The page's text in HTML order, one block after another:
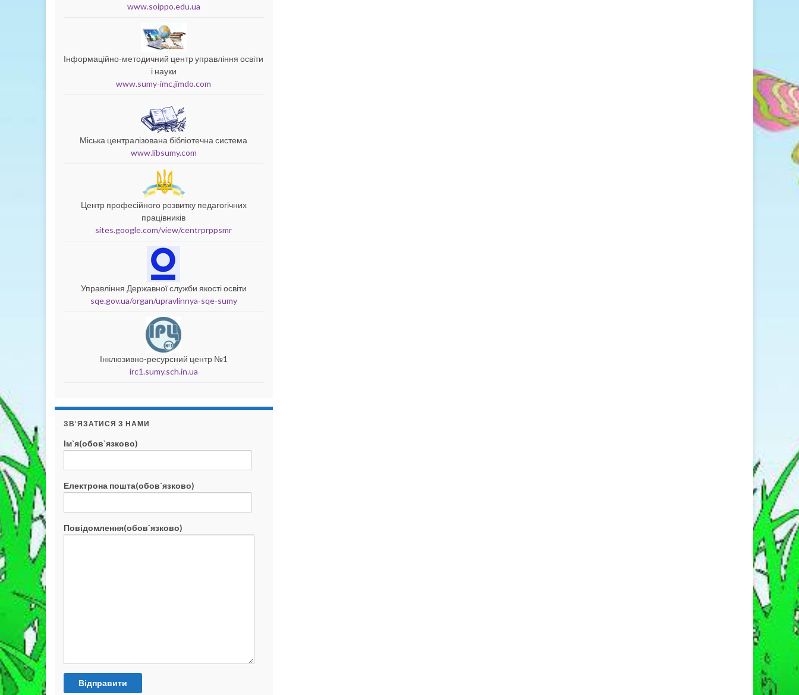
www.soippo.edu.ua
Інформаційно-методичний центр управління освіти
і науки
www.sumy-imc.jimdo.com
Міська централізована бібліотечна система
www.libsumy.com
Центр професійного розвитку педагогічних
працівників
sites.google.com/view/centrprppsmr
Управління Державної служби якості освіти
sqe.gov.ua/organ/upravlinnya-sqe-sumy
Інклюзивно-ресурсний центр №1
irc1.sumy.sch.in.ua
ЗВ’ЯЗАТИСЯ З НАМИ
Ім`я(обов`язково)
Електрона пошта(обов`язково)
Повідомлення(обов`язково)